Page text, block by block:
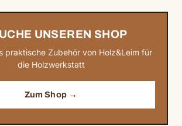
UNSEREN SHOP
praktische Zubehör von Holz&Leim für
die Holzwerkstatt
Zum Shop →